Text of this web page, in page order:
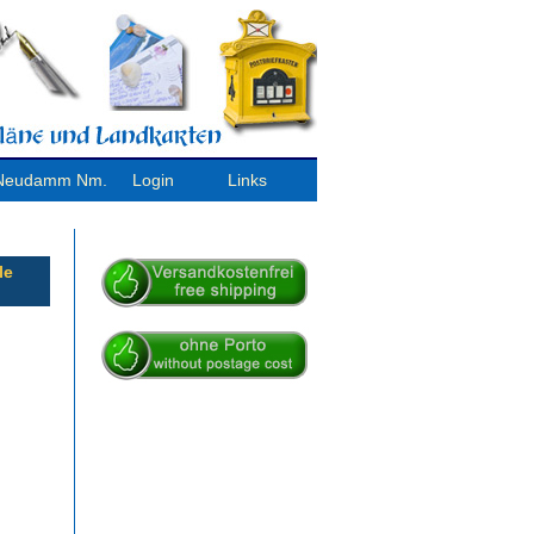
Nm. Login Links